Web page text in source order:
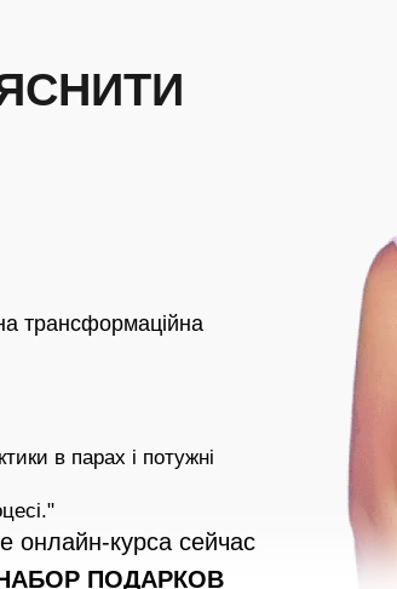
онлайн-курса сейчас
ПОДАРКОВ
в парах і потужні
трансформаційна